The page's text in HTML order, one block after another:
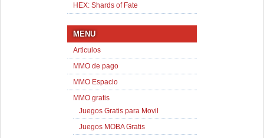
HEX: Shards of Fate
MENU
Articulos
MMO de pago
MMO Espacio
MMO gratis
Juegos Gratis para Movil
Juegos MOBA Gratis